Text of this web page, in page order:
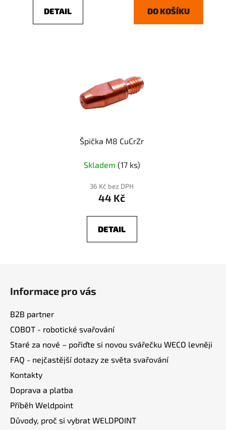
DETAIL DO KOŠÍKU
Špička M8 CuCrZr
Skladem (17 ks)
36 Kč bez DPH
44 Kč
DETAIL
Informace pro vás
B2B partner
COBOT - robotické svařování
Staré za nové – pořiďte si novou svářečku WECO levněji
FAQ - nejčastější dotazy ze světa svařování
Kontakty
Doprava a platba
Příběh Weldpoint
Důvody, proč si vybrat WELDPOINT